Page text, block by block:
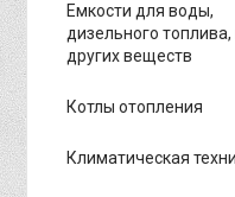
Емкости для воды,
дизельного
других веществ
Котлы отопления
Климатическая